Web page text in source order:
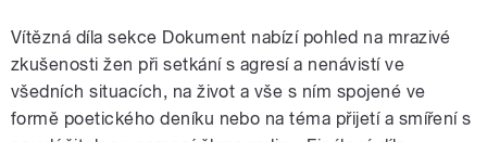
Vítězná díla sekce Dokument nabízí pohled na mrazivé
zkušenosti žen při setkání s agresí a nenávistí ve
všedních situacích, na život a vše s ním spojené ve
formě poetického deníku nebo na téma přijetí a smíření s